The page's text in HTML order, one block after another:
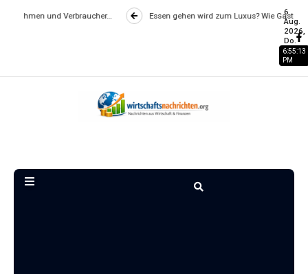
Essen gehen wird zum Luxus? Wie Gastronomiepreise entstehen
6
Aug.
2026,
Do.
6:55:14
PM